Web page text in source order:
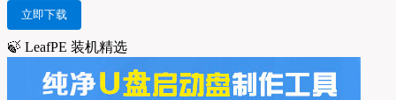
立即下载
🍃 LeafPE 装机精选